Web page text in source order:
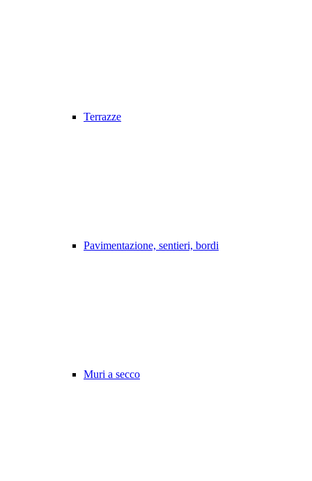
Terrazze
Pavimentazione, sentieri, bordi
Muri a secco